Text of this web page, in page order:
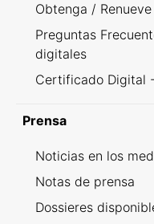
Obtenga /
Preguntas
digitales
Certificado Digital
Prensa
Noticias en los
Notas de prensa
Dossieres